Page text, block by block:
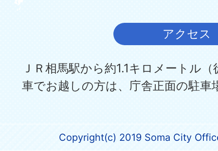
アクセス
ＪＲ相馬駅から約1.1キロメートル
車でお越しの方は、庁舎正面の駐車
Copyright(c) 2019 Soma City